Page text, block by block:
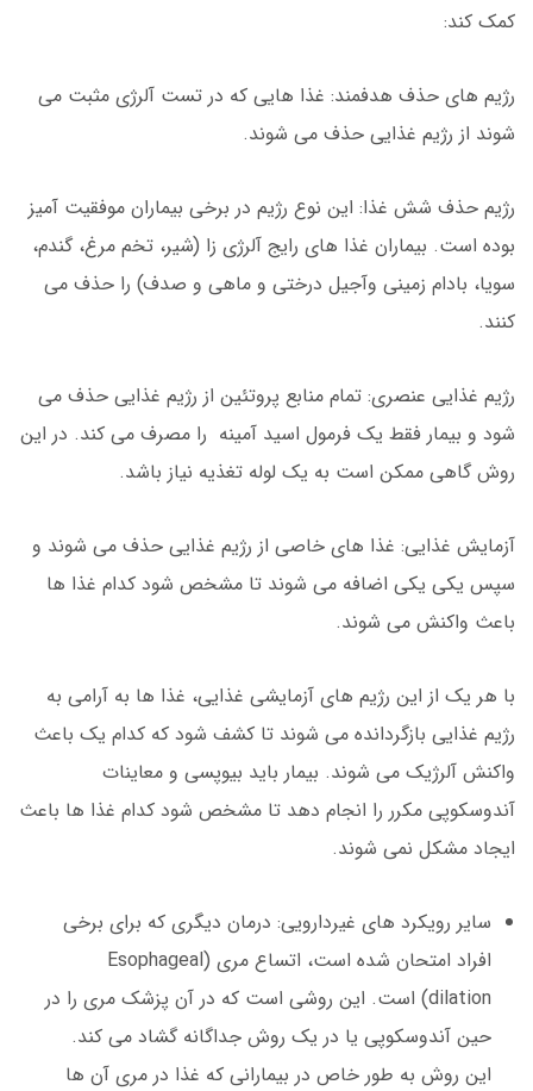
کمک کند:
رژیم های حذف هدفمند: غذا هایی که در تست آلرژی مثبت می
شوند از رژیم غذایی حذف می شوند.
رژیم حذف شش غذا: این نوع رژیم در برخی بیماران موفقیت آمیز
بوده است. بیماران غذا های رایج آلرژی زا (شیر، تخم مرغ، گندم،
سویا، بادام زمینی وآجیل درختی و ماهی و صدف) را حذف می
کنند.
رژیم غذایی عنصری: تمام منابع پروتئین از رژیم غذایی حذف می
شود و بیمار فقط یک فرمول اسید آمینه را مصرف می کند. در این
روش گاهی ممکن است به یک لوله تغذیه نیاز باشد.
آزمایش غذایی: غذا های خاصی از رژیم غذایی حذف می شوند و
سپس یکی یکی اضافه می شوند تا مشخص شود کدام غذا ها
باعث واکنش می شوند.
با هر یک از این رژیم های آزمایشی غذایی، غذا ها به آرامی به
رژیم غذایی بازگردانده می شوند تا کشف شود که کدام یک باعث
واکنش آلرژیک می شوند. بیمار باید بیوپسی و معاینات
آندوسکوپی مکرر را انجام دهد تا مشخص شود کدام غذا ها باعث
ایجاد مشکل نمی شوند.
سایر رویکرد های غیردارویی: درمان دیگری که برای برخی
افراد امتحان شده است، اتساع مری (Esophageal
dilation) است. این روشی است که در آن پزشک مری را در
حین آندوسکوپی یا در یک روش جداگانه گشاد می کند.
این روش به طور خاص در بیمارانی که غذا در مری آن ها